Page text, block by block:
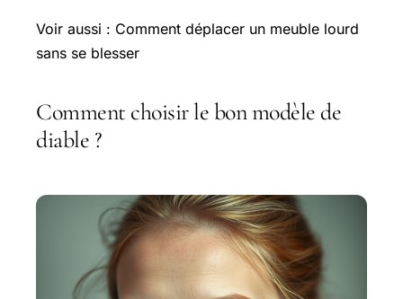
Voir aussi : Comment déplacer un meuble lourd
sans se blesser
Comment choisir le bon modèle de
diable ?